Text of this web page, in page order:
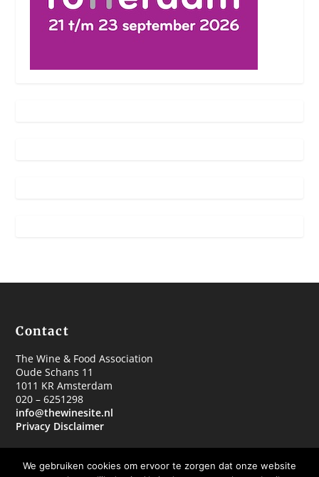
Contact
The Wine & Food Association
Oude Schans 11
1011 KR Amsterdam
020 – 6251298
info@thewinesite.nl
Privacy Disclaimer
We gebruiken cookies om ervoor te zorgen dat onze website